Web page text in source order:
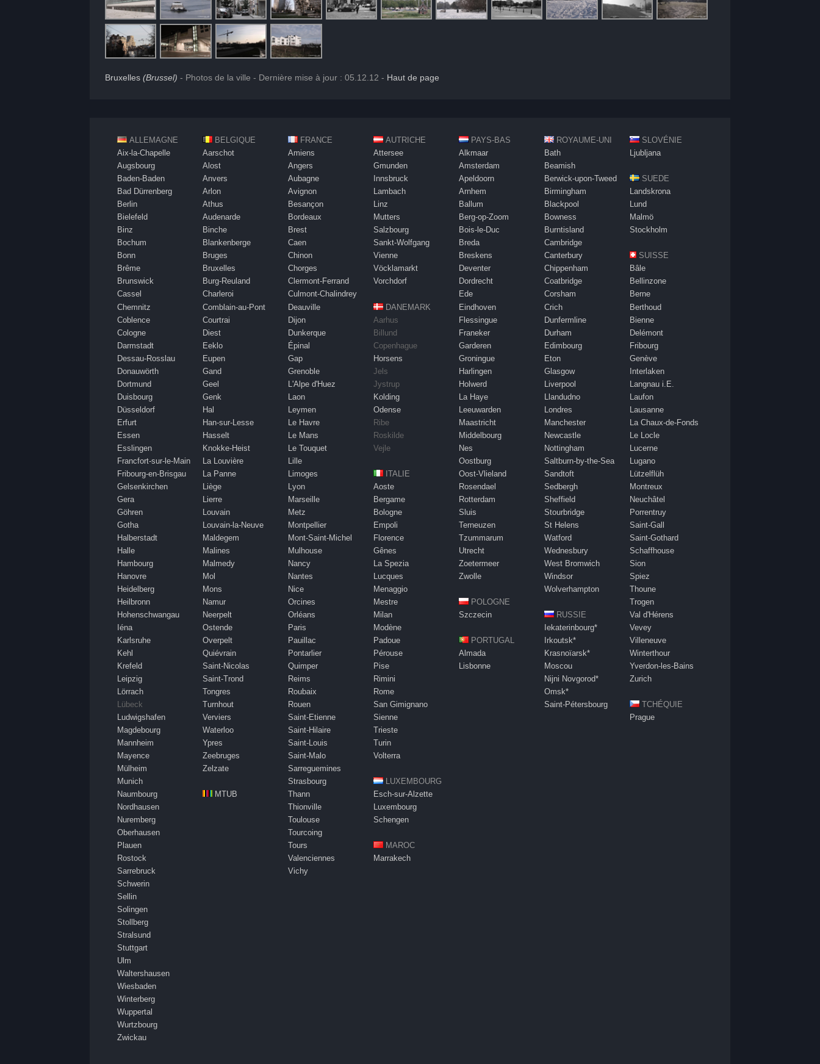
Bruxelles (Brussel) - Photos de la ville - Dernière mise à jour : 05.12.12 - Haut de page
ALLEMAGNE
Aix-la-Chapelle
Augsbourg
Baden-Baden
Bad Dürrenberg
Berlin
Bielefeld
Binz
Bochum
Bonn
Brême
Brunswick
Cassel
Chemnitz
Coblence
Cologne
Darmstadt
Dessau-Rosslau
Donauwörth
Dortmund
Duisbourg
Düsseldorf
Erfurt
Essen
Esslingen
Francfort-sur-le-Main
Fribourg-en-Brisgau
Gelsenkirchen
Gera
Göhren
Gotha
Halberstadt
Halle
Hambourg
Hanovre
Heidelberg
Heilbronn
Hohenschwangau
Iéna
Karlsruhe
Kehl
Krefeld
Leipzig
Lörrach
Lübeck
Ludwigshafen
Magdebourg
Mannheim
Mayence
Mülheim
Munich
Naumbourg
Nordhausen
Nuremberg
Oberhausen
Plauen
Rostock
Sarrebruck
Schwerin
Sellin
Solingen
Stollberg
Stralsund
Stuttgart
Ulm
Waltershausen
Wiesbaden
Winterberg
Wuppertal
Wurtzbourg
Zwickau
BELGIQUE
Aarschot
Alost
Anvers
Arlon
Athus
Audenarde
Binche
Blankenberge
Bruges
Bruxelles
Burg-Reuland
Charleroi
Comblain-au-Pont
Courtrai
Diest
Eeklo
Eupen
Gand
Geel
Genk
Hal
Han-sur-Lesse
Hasselt
Knokke-Heist
La Louvière
La Panne
Liège
Lierre
Louvain
Louvain-la-Neuve
Maldegem
Malines
Malmedy
Mol
Mons
Namur
Neerpelt
Ostende
Overpelt
Quiévrain
Saint-Nicolas
Saint-Trond
Tongres
Turnhout
Verviers
Waterloo
Ypres
Zeebruges
Zelzate
MTUB
FRANCE
Amiens
Angers
Aubagne
Avignon
Besançon
Bordeaux
Brest
Caen
Chinon
Chorges
Clermont-Ferrand
Culmont-Chalindrey
Deauville
Dijon
Dunkerque
Épinal
Gap
Grenoble
L'Alpe d'Huez
Laon
Leymen
Le Havre
Le Mans
Le Touquet
Lille
Limoges
Lyon
Marseille
Metz
Montpellier
Mont-Saint-Michel
Mulhouse
Nancy
Nantes
Nice
Orcines
Orléans
Paris
Pauillac
Pontarlier
Quimper
Reims
Roubaix
Rouen
Saint-Etienne
Saint-Hilaire
Saint-Louis
Saint-Malo
Sarreguemines
Strasbourg
Thann
Thionville
Toulouse
Tourcoing
Tours
Valenciennes
Vichy
AUTRICHE
Attersee
Gmunden
Innsbruck
Lambach
Linz
Mutters
Salzbourg
Sankt-Wolfgang
Vienne
Vöcklamarkt
Vorchdorf
DANEMARK
Aarhus
Billund
Copenhague
Horsens
Jels
Jystrup
Kolding
Odense
Ribe
Roskilde
Vejle
ITALIE
Aoste
Bergame
Bologne
Empoli
Florence
Gênes
La Spezia
Lucques
Menaggio
Mestre
Milan
Modène
Padoue
Pérouse
Pise
Rimini
Rome
San Gimignano
Sienne
Trieste
Turin
Volterra
LUXEMBOURG
Esch-sur-Alzette
Luxembourg
Schengen
MAROC
Marrakech
PAYS-BAS
Alkmaar
Amsterdam
Apeldoorn
Arnhem
Ballum
Berg-op-Zoom
Bois-le-Duc
Breda
Breskens
Deventer
Dordrecht
Ede
Eindhoven
Flessingue
Franeker
Garderen
Groningue
Harlingen
Holwerd
La Haye
Leeuwarden
Maastricht
Middelbourg
Nes
Oostburg
Oost-Vlieland
Rosendael
Rotterdam
Sluis
Terneuzen
Tzummarum
Utrecht
Zoetermeer
Zwolle
POLOGNE
Szczecin
PORTUGAL
Almada
Lisbonne
ROYAUME-UNI
Bath
Beamish
Berwick-upon-Tweed
Birmingham
Blackpool
Bowness
Burntisland
Cambridge
Canterbury
Chippenham
Coatbridge
Corsham
Crich
Dunfermline
Durham
Edimbourg
Eton
Glasgow
Liverpool
Llandudno
Londres
Manchester
Newcastle
Nottingham
Saltburn-by-the-Sea
Sandtoft
Sedbergh
Sheffield
Stourbridge
St Helens
Watford
Wednesbury
West Bromwich
Windsor
Wolverhampton
RUSSIE
Iekaterinbourg*
Irkoutsk*
Krasnoïarsk*
Moscou
Nijni Novgorod*
Omsk*
Saint-Pétersbourg
SLOVÉNIE
Ljubljana
SUEDE
Landskrona
Lund
Malmö
Stockholm
SUISSE
Bâle
Bellinzone
Berne
Berthoud
Bienne
Delémont
Fribourg
Genève
Interlaken
Langnau i.E.
Laufon
Lausanne
La Chaux-de-Fonds
Le Locle
Lucerne
Lugano
Lützelflüh
Montreux
Neuchâtel
Porrentruy
Saint-Gall
Saint-Gothard
Schaffhouse
Sion
Spiez
Thoune
Trogen
Val d'Hérens
Vevey
Villeneuve
Winterthour
Yverdon-les-Bains
Zurich
TCHÉQUIE
Prague